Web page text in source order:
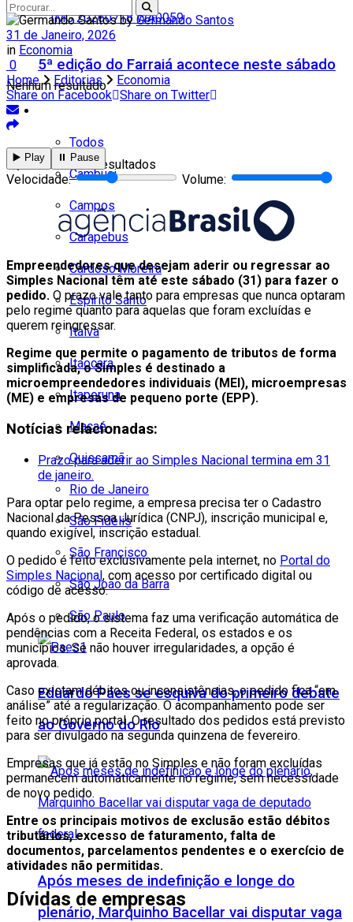
5ª edição do Farraiá acontece neste sábado
Todos
Cambuci
Campos
Carapebus
Cardoso Moreira
Espírito Santo
Italva
Itaocara
Itaperuna
Macaé
Quissamã
Rio de Janeiro
São Fidélis
São Francisco
São João da Barra
São Paulo
Eduardo Paes se esquiva do primeiro debate
ao Governo do Rio
Após meses de indefinição e longe do
plenário, Marquinho Bacellar vai disputar vaga
Nenhum resultado
Ver todos os resultados
by Germando Santos
31 de Janeiro, 2026
in Economia
0
Home
Editorias
Economia
Share on Facebook Share on Twitter
▶️ Play ⏸️ Pause
Velocidade: Volume:
Empreendedores que desejam aderir ou regressar ao
Simples Nacional têm até este sábado (31) para fazer o
pedido. O prazo vale tanto para empresas que nunca optaram
pelo regime quanto para aquelas que foram excluídas e
querem reingressar.
Regime que permite o pagamento de tributos de forma
simplificada, o Simples é destinado a
microempreendedores individuais (MEI), microempresas
(ME) e empresas de pequeno porte (EPP).
Notícias relacionadas:
Prazo para aderir ao Simples Nacional termina em 31
de janeiro.
Para optar pelo regime, a empresa precisa ter o Cadastro
Nacional da Pessoa Jurídica (CNPJ), inscrição municipal e,
quando exigível, inscrição estadual.
O pedido é feito exclusivamente pela internet, no Portal do
Simples Nacional, com acesso por certificado digital ou
código de acesso.
Após o pedido, o sistema faz uma verificação automática de
pendências com a Receita Federal, os estados e os
municípios. Se não houver irregularidades, a opção é
aprovada.
Caso existam débitos ou inconsistências, o pedido fica “em
análise” até a regularização. O acompanhamento pode ser
feito no próprio portal. O resultado dos pedidos está previsto
para ser divulgado na segunda quinzena de fevereiro.
Empresas que já estão no Simples e não foram excluídas
permanecem automaticamente no regime, sem necessidade
de novo pedido.
Entre os principais motivos de exclusão estão débitos
tributários, excesso de faturamento, falta de
documentos, parcelamentos pendentes e o exercício de
atividades não permitidas.
Dívidas de empresas